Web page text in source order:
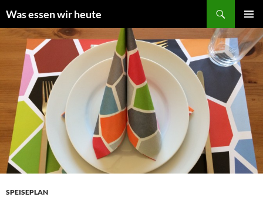
Inhalt
springen
Was essen wir heute
MENÜ
SPEISEPLAN